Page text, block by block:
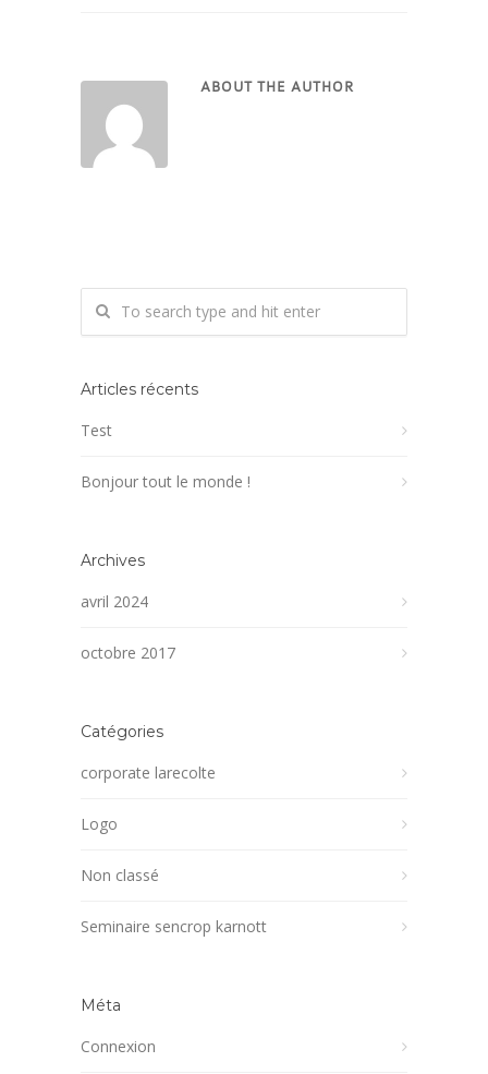
ABOUT THE AUTHOR
Articles récents
Test
Bonjour tout le monde !
Archives
avril 2024
octobre 2017
Catégories
corporate larecolte
Logo
Non classé
Seminaire sencrop karnott
Méta
Connexion